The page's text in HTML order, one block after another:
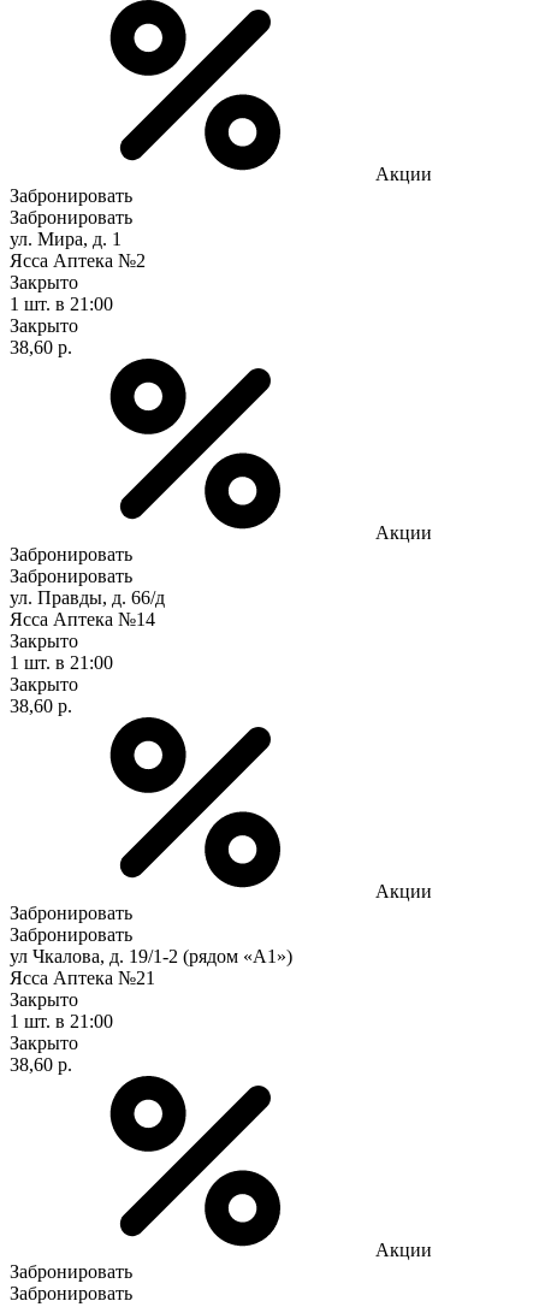
Акции
Забронировать
Забронировать
ул. Мира, д. 1
Ясса Аптека №2
Закрыто
1 шт. в 21:00
Закрыто
38,60 р.
Акции
Забронировать
Забронировать
ул. Правды, д. 66/д
Ясса Аптека №14
Закрыто
1 шт. в 21:00
Закрыто
38,60 р.
Акции
Забронировать
Забронировать
ул Чкалова, д. 19/1-2 (рядом «А1»)
Ясса Аптека №21
Закрыто
1 шт. в 21:00
Закрыто
38,60 р.
Акции
Забронировать
Забронировать